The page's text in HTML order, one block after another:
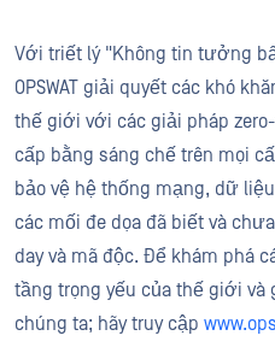
Với triết lý "Không tin tưởng
OPSWAT giải quyết các khó
thế giới với các giải pháp
cấp bằng sáng chế trên mọi
bảo vệ hệ thống mạng, dữ
các mối đe dọa đã biết và
day và mã độc. Để khám phá
tầng trọng yếu của thế giới và
chúng ta; hãy truy cập